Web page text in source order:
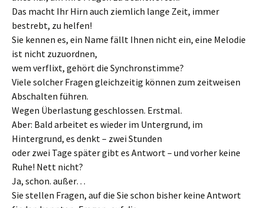
Das macht Ihr Hirn auch ziemlich lange Zeit, immer
bestrebt, zu helfen!
Sie kennen es, ein Name fällt Ihnen nicht ein, eine Melodie
ist nicht zuzuordnen,
wem verflixt, gehört die Synchronstimme?
Viele solcher Fragen gleichzeitig können zum zeitweisen
Abschalten führen.
Wegen Überlastung geschlossen. Erstmal.
Aber: Bald arbeitet es wieder im Untergrund, im
Hintergrund, es denkt – zwei Stunden
oder zwei Tage später gibt es Antwort – und vorher keine
Ruhe! Nett nicht?
Ja, schon. außer…
Sie stellen Fragen, auf die Sie schon bisher keine Antwort